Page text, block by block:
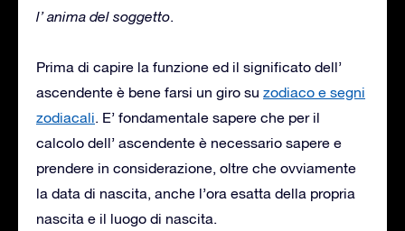
l’ anima del soggetto.
Prima di capire la funzione ed il significato dell’
ascendente è bene farsi un giro su zodiaco e segni
zodiacali. E’ fondamentale sapere che per il
calcolo dell’ ascendente è necessario sapere e
prendere in considerazione, oltre che ovviamente
la data di nascita, anche l’ora esatta della propria
nascita e il luogo di nascita.